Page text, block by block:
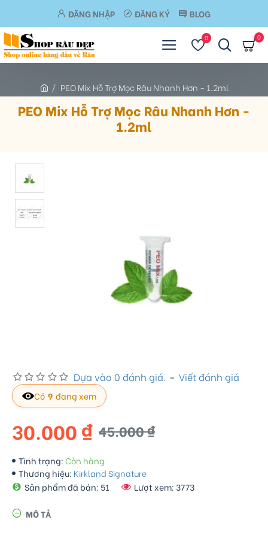
ĐĂNG NHẬP ĐĂNG KÝ BLOG
0 0
PEO Mix Hỗ Trợ Mọc Râu Nhanh Hơn - 1.2ml
PEO Mix Hỗ Trợ Mọc Râu Nhanh Hơn -
1.2ml
Tình trạng:Còn hàng
Thương hiệu: Kirkland Signature
Sản phẩm đã bán: 51
Lượt xem: 3773
Dựa vào 0 đánh giá. - Viết đánh giá
Có 9 đang xem
30.000 ₫ 45.000 ₫
MÔ TẢ